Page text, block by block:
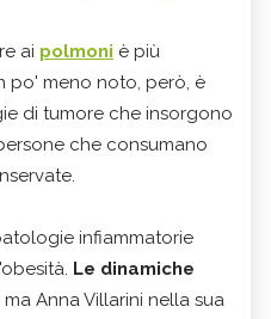
ai polmoni è più
po' meno noto, però, è
di tumore che insorgono
che consumano
infiammatorie
Le dinamiche
ma Anna Villarini nella sua